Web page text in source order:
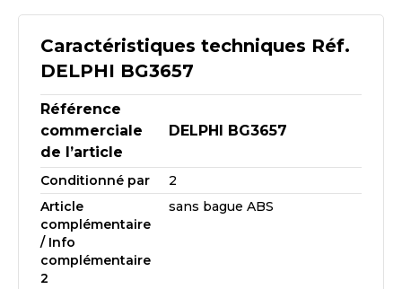
Caractéristiques techniques Réf.
DELPHI BG3657
Référence
commerciale
de l’article
DELPHI BG3657
Conditionné par
2
Article
complémentaire
/ Info
complémentaire
2
sans bague ABS